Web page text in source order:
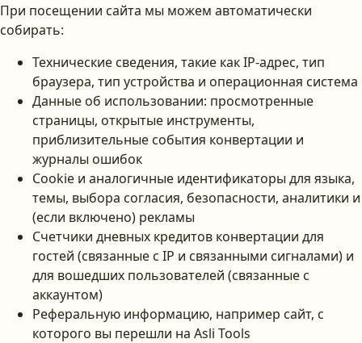
При посещении сайта мы можем автоматически
собирать:
Технические сведения, такие как IP-адрес, тип
браузера, тип устройства и операционная система
Данные об использовании: просмотренные
страницы, открытые инструменты,
приблизительные события конвертации и
журналы ошибок
Cookie и аналогичные идентификаторы для языка,
темы, выбора согласия, безопасности, аналитики и
(если включено) рекламы
Счетчики дневных кредитов конвертации для
гостей (связанные с IP и связанными сигналами) и
для вошедших пользователей (связанные с
аккаунтом)
Реферальную информацию, например сайт, с
которого вы перешли на Asli Tools